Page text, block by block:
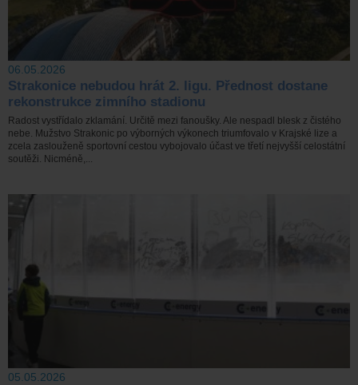
06.05.2026
Strakonice nebudou hrát 2. ligu. Přednost dostane
rekonstrukce zimního stadionu
Radost vystřídalo zklamání. Určitě mezi fanoušky. Ale nespadl blesk z čistého
nebe. Mužstvo Strakonic po výborných výkonech triumfovalo v Krajské lize a
zcela zaslouženě sportovní cestou vybojovalo účast ve třetí nejvyšší celostátní
soutěži. Nicméně,...
05.05.2026